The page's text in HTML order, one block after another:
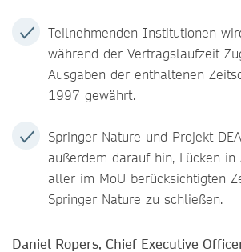
Teilnehmenden Institutionen
während der Vertragslaufzeit
Ausgaben der enthaltenen
1997 gewährt.
Springer Nature und Projekt
außerdem darauf hin, Lücken in
aller im MoU berücksichtigten
Springer Nature zu schließen.
Daniel Ropers, Chief Executive